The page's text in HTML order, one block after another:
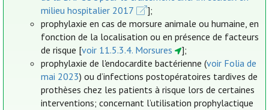
milieu hospitalier 2017
];
prophylaxie en cas de morsure animale ou humaine, en
fonction de la localisation ou en présence de facteurs
de risque [voir 11.5.3.4. Morsures
];
prophylaxie de l'endocardite bactérienne (voir Folia de
mai 2023) ou d’infections postopératoires tardives de
prothèses chez les patients à risque lors de certaines
interventions; concernant l’utilisation prophylactique